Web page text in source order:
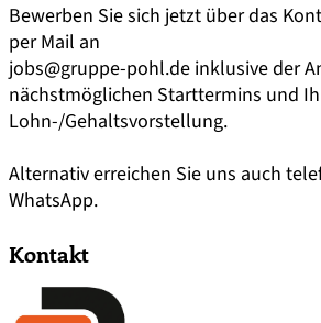
Bewerben Sie sich jetzt über das
per Mail an
jobs@gruppe-pohl.de inklusive der
nächstmöglichen Starttermins und
Lohn-/Gehaltsvorstellung.
Alternativ erreichen Sie uns auch
WhatsApp.
Kontakt